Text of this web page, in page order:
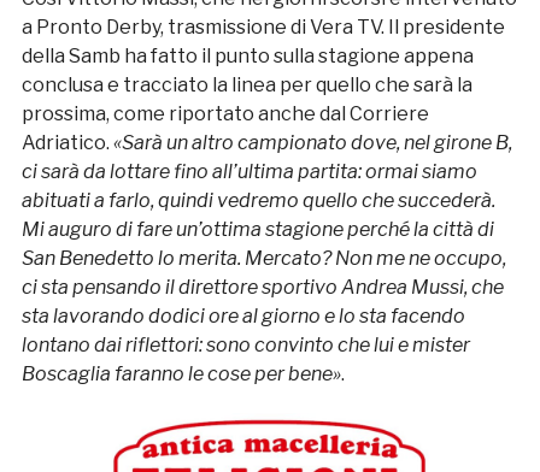
a Pronto Derby, trasmissione di Vera TV. Il presidente
della Samb ha fatto il punto sulla stagione appena
conclusa e tracciato la linea per quello che sarà la
prossima, come riportato anche dal Corriere
Adriatico. «Sarà un altro campionato dove, nel girone B,
ci sarà da lottare fino all’ultima partita: ormai siamo
abituati a farlo, quindi vedremo quello che succederà.
Mi auguro di fare un’ottima stagione perché la città di
San Benedetto lo merita. Mercato? Non me ne occupo,
ci sta pensando il direttore sportivo Andrea Mussi, che
sta lavorando dodici ore al giorno e lo sta facendo
lontano dai riflettori: sono convinto che lui e mister
Boscaglia faranno le cose per bene».